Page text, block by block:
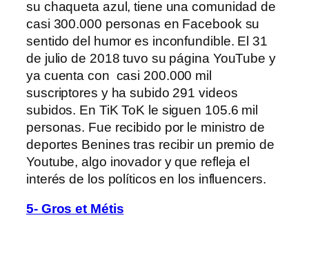
su chaqueta azul, tiene una comunidad de
casi 300.000 personas en Facebook su
sentido del humor es inconfundible. El 31
de julio de 2018 tuvo su página YouTube y
ya cuenta con casi 200.000 mil
suscriptores y ha subido 291 videos
subidos. En TiK ToK le siguen 105.6 mil
personas. Fue recibido por le ministro de
deportes Benines tras recibir un premio de
Youtube, algo inovador y que refleja el
interés de los políticos en los influencers.
5- Gros et Métis